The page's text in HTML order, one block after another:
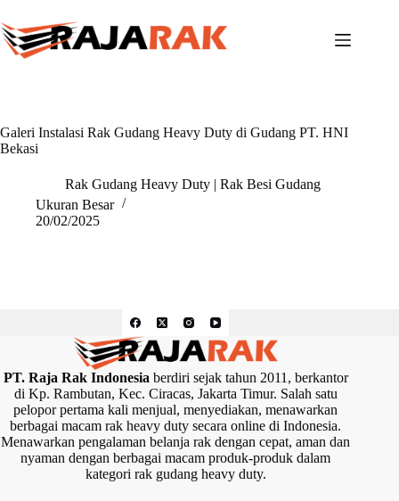
to
content
Galeri Instalasi Rak Gudang Heavy Duty di Gudang PT. HNI
Bekasi
Rak Gudang Heavy Duty | Rak Besi Gudang
Ukuran Besar
20/02/2025
PT. Raja Rak Indonesiaberdiri sejak tahun 2011, berkantor
di Kp. Rambutan, Kec. Ciracas, Jakarta Timur. Salah satu
pelopor pertama kali menjual, menyediakan, menawarkan
berbagai macam rak heavy duty secara online di Indonesia.
Menawarkan pengalaman belanja rak dengan cepat, aman dan
nyaman dengan berbagai macam produk-produk dalam
kategori rak gudang heavy duty.